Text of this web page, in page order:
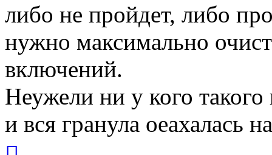
либо не пройдет, либо
нужно максимально
включений.
Неужели ни у кого
и вся гранула оеахалась